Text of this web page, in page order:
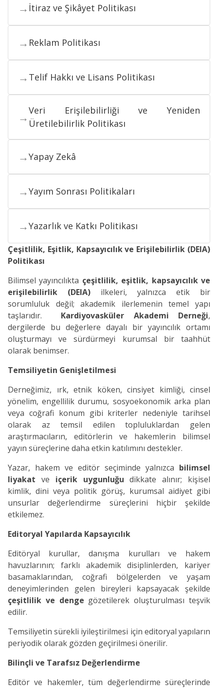
→ İtiraz ve Şikâyet Politikası
→ Reklam Politikası
→ Telif Hakkı ve Lisans Politikası
→Veri Erişilebilirliği ve Yeniden
Üretilebilirlik Politikası
→Yapay Zekâ
→Yayım Sonrası Politikaları
→Yazarlık ve Katkı Politikası
Çeşitlilik, Eşitlik, Kapsayıcılık ve Erişilebilirlik (DEIA)
Politikası
Bilimsel yayıncılıkta çeşitlilik, eşitlik, kapsayıcılık ve
erişilebilirlik (DEIA) ilkeleri, yalnızca etik bir
sorumluluk değil; akademik ilerlemenin temel yapı
taşlarıdır.
Kardiyovasküler Akademi Derneği,
dergilerde bu değerlere dayalı bir yayıncılık ortamı
oluşturmayı ve sürdürmeyi kurumsal bir taahhüt
olarak benimser.
Temsiliyetin Genişletilmesi
Derneğimiz, ırk, etnik köken, cinsiyet kimliği, cinsel
yönelim, engellilik durumu, sosyoekonomik arka plan
veya coğrafi konum gibi kriterler nedeniyle tarihsel
olarak az temsil edilen topluluklardan gelen
araştırmacıların, editörlerin ve hakemlerin bilimsel
yayın süreçlerine daha etkin katılımını destekler.
Yazar, hakem ve editör seçiminde yalnızca bilimsel
liyakat ve içerik uygunluğu dikkate alınır; kişisel
kimlik, dini veya politik görüş, kurumsal aidiyet gibi
unsurlar değerlendirme süreçlerini hiçbir şekilde
etkilemez.
Editoryal Yapılarda Kapsayıcılık
Editöryal kurullar, danışma kurulları ve hakem
havuzlarının; farklı akademik disiplinlerden, kariyer
basamaklarından, coğrafi bölgelerden ve yaşam
deneyimlerinden gelen bireyleri kapsayacak şekilde
çeşitlilik ve denge gözetilerek oluşturulması teşvik
edilir.
Temsiliyetin sürekli iyileştirilmesi için editoryal yapıların
periyodik olarak gözden geçirilmesi önerilir.
Bilinçli ve Tarafsız Değerlendirme
Editör ve hakemler, tüm değerlendirme süreçlerinde